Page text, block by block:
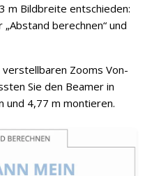
m Bildbreite entschieden:
berechnen“ und
Zooms Von-
Sie den Beamer in
und 4,77 m montieren.